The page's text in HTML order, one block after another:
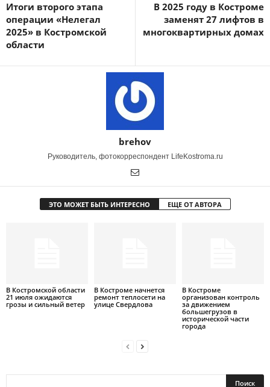
Итоги второго этапа
операции «Нелегал
2025» в Костромской
области
В 2025 году в Костроме
заменят 27 лифтов в
многоквартирных домах
brehov
Руководитель, фотокорреспондент LifeKostroma.ru
ЭТО МОЖЕТ БЫТЬ ИНТЕРЕСНО ЕЩЕ ОТ АВТОРА
В Костромской области
21 июля ожидаются
грозы и сильный ветер
В Костроме начнется
ремонт теплосети на
улице Свердлова
В Костроме
организован контроль
за движением
большегрузов в
исторической части
города